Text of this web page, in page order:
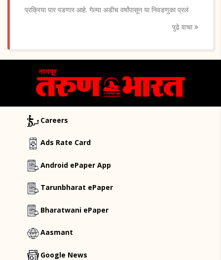
प्रक्रिया पार पडणार आहे. गेल्या अडीच वर्षांपासून या निवडणुका प्रलं
पुढे वाचा
Careers
Ads Rate Card
Android ePaper App
Tarunbharat ePaper
Bharatwani ePaper
Aasmant
Google News